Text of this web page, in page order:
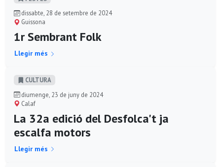
dissabte, 28 de setembre de 2024
Guissona
1r Sembrant Folk
Llegir més
CULTURA
diumenge, 23 de juny de 2024
Calaf
La 32a edició del Desfolca't ja
escalfa motors
Llegir més